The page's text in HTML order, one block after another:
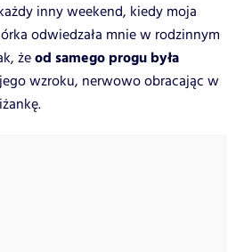
inny weekend, kiedy moja
odwiedzała mnie w rodzinnym
żeod samego progu była
wzroku, nerwowo obracając w